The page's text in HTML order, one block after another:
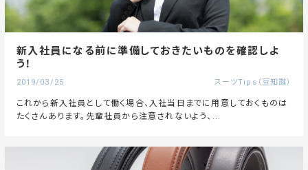
新入社員になる前に準備しておきたいものを確認しよ
う！
2019/03/25 スーツTips（豆知識）
これから新入社員として働く場合、入社当日までに用意しておくものは
たくさんあります。先輩社員から注意されないよう、...